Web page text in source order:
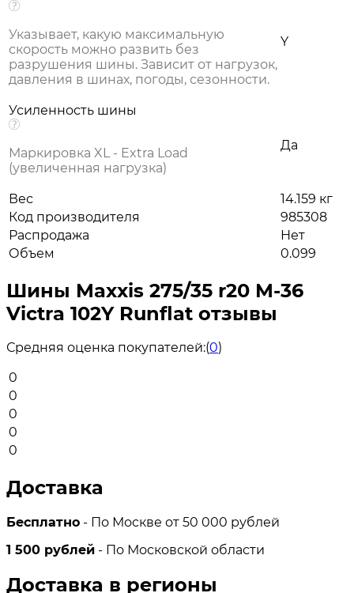
Указывает, какую максимальную
скорость можно развить без
разрушения шины. Зависит от нагрузок,
давления в шинах, погоды, сезонности.
Y
Усиленность шины
Маркировка XL - Extra Load
(увеличенная нагрузка)
Да
Вес
14.159 кг
Код производителя
985308
Распродажа
Нет
Объем
0.099
Шины Maxxis 275/35 r20 M-36
Victra 102Y Runflat отзывы
Средняя оценка покупателей:(0)
0
0
0
0
0
Доставка
Бесплатно - По Москве от 50 000 рублей
1 500 рублей - По Московской области
Доставка в регионы